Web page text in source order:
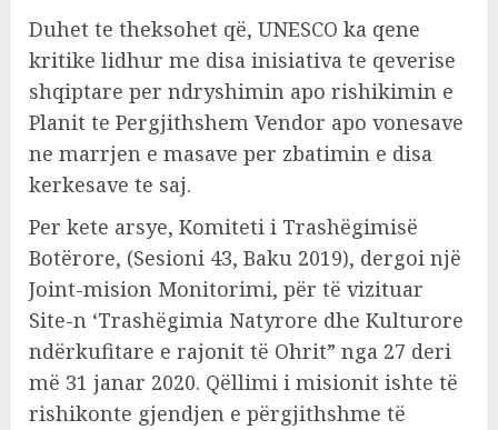
Duhet te theksohet që, UNESCO ka qene
kritike lidhur me disa inisiativa te qeverise
shqiptare per ndryshimin apo rishikimin e
Planit te Pergjithshem Vendor apo vonesave
ne marrjen e masave per zbatimin e disa
kerkesave te saj.
Per kete arsye, Komiteti i Trashëgimisë
Botërore, (Sesioni 43, Baku 2019), dergoi një
Joint-mision Monitorimi, për të vizituar
Site-n ‘Trashëgimia Natyrore dhe Kulturore
ndërkufitare e rajonit të Ohrit” nga 27 deri
më 31 janar 2020. Qëllimi i misionit ishte të
rishikonte gjendjen e përgjithshme të